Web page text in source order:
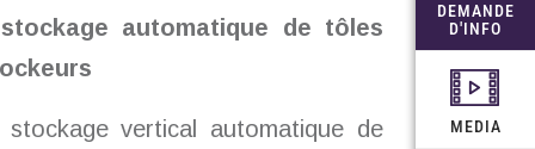
DEMANDE
D'INFO
MEDIA
automatique de tôles
vertical automatique de